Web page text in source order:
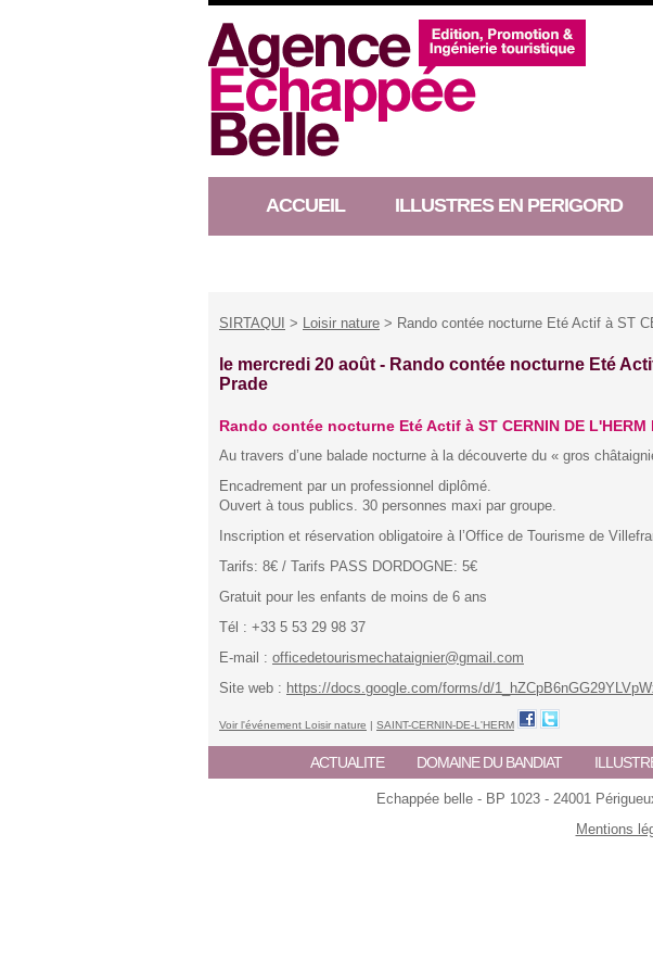
ACCUEIL ILLUSTRES EN PERIGORD
SIRTAQUI > Loisir nature > Rando contée nocturne Eté Actif à ST
le mercredi 20 août - Rando contée nocturne Eté
Prade
Rando contée nocturne Eté Actif à ST CERNIN DE L'HERM
Au travers d’une balade nocturne à la découverte du « gros
Encadrement par un professionnel diplômé.
Ouvert à tous publics. 30 personnes maxi par groupe.
Inscription et réservation obligatoire à l’Office de Tourisme de
Tarifs: 8€ / Tarifs PASS DORDOGNE: 5€
Gratuit pour les enfants de moins de 6 ans
Tél : +33 5 53 29 98 37
E-mail : officedetourismechataignier@gmail.com
Site web : https://docs.google.com/forms/d/
Voir l'événement Loisir nature | SAINT-CERNIN-DE-L'HERM
ACTUALITE DOMAINE DU BANDIAT
Echappée belle - BP 1023 - 24001
Mentions